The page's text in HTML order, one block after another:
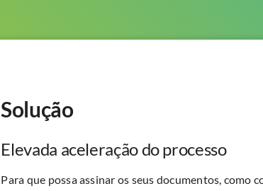
Solução
Elevada aceleração do processo
Para que possa assinar os seus documentos, como